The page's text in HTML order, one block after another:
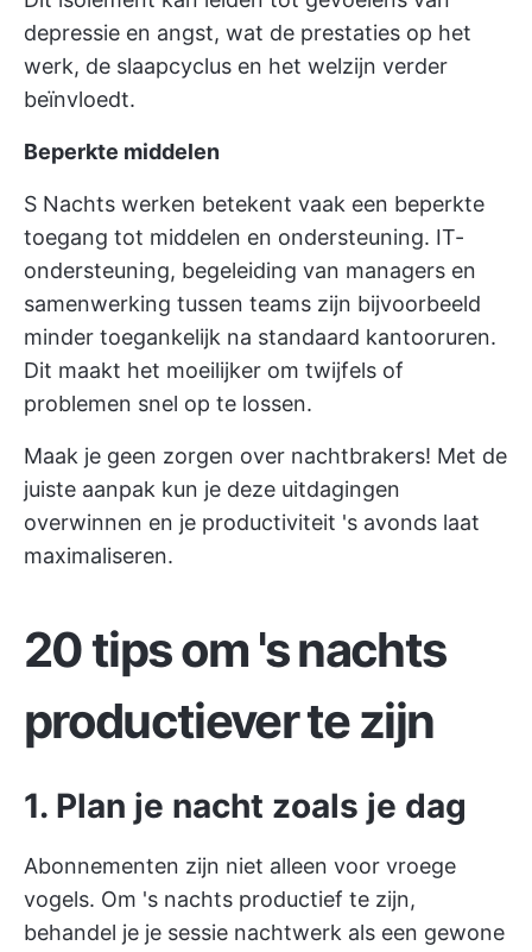
depressie en angst, wat de prestaties op het
werk, de slaapcyclus en het welzijn verder
beïnvloedt.
Beperkte middelen
S Nachts werken betekent vaak een beperkte
toegang tot middelen en ondersteuning. IT-
ondersteuning, begeleiding van managers en
samenwerking tussen teams zijn bijvoorbeeld
minder toegankelijk na standaard kantooruren.
Dit maakt het moeilijker om twijfels of
problemen snel op te lossen.
Maak je geen zorgen over nachtbrakers! Met de
juiste aanpak kun je deze uitdagingen
overwinnen en je productiviteit 's avonds laat
maximaliseren.
20 tips om 's nachts
productiever te zijn
1. Plan je nacht zoals je dag
Abonnementen zijn niet alleen voor vroege
vogels. Om 's nachts productief te zijn,
behandel je je sessie nachtwerk als een gewone